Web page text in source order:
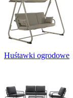
Huśtawki ogrodowe